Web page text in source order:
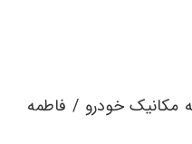
مکانیک خودرو / فاطمه